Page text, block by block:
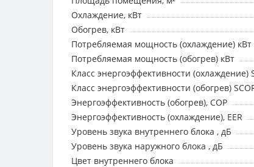
Охлаждение, кВт
Обогрев, кВт
Потребляемая мощность (охлаждение) кВт
Потребляемая мощность (обогрев) кВт
Класс энергоэффективности (охлаждение)
Класс энергоэффективности (обогрев)
Энергоэффективность (обогрев), COP
Энергоэффективность (охлаждение), EER
Уровень звука внутреннего блока , дБ
Уровень звука наружного блока , дБ
Цвет внутреннего блока